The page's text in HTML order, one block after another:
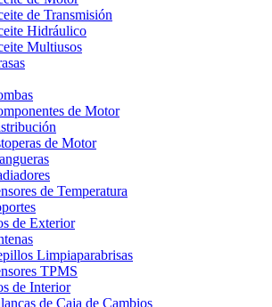
de Transmisión
Hidráulico
Multiusos
de Motor
de Motor
de Temperatura
de Exterior
Limpiaparabrisas
TPMS
de Interior
de Caja de Cambios